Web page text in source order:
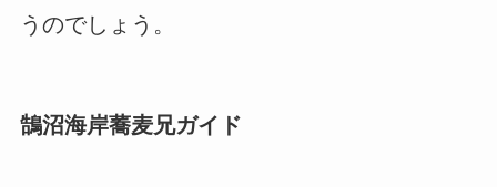
うのでしょう。
鵠沼海岸蕎麦兄ガイド